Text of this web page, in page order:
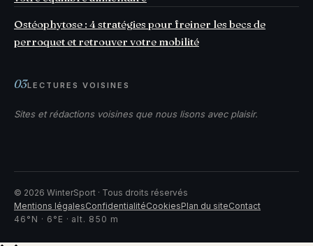
Ostéophytose : 4 stratégies pour freiner les becs de
perroquet et retrouver votre mobilité
03LECTURES VOISINES
Sites et rédactions voisines que nous lisons avec plaisir.
© 2026 WinterSport · Tous droits réservés
Mentions légalesConfidentialitéCookiesPlan du siteContact
46°N · 6°E · alt. 850 m